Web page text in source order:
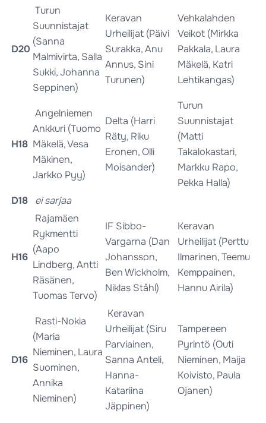
D20
Turun
Suunnistajat
(Sanna
Malmivirta, Salla
Sukki, Johanna
Seppinen)
Keravan
Urheilijat (Päivi
Surakka, Anu
Annus, Sini
Turunen)
Vehkalahden
Veikot (Mirkka
Pakkala, Laura
Mäkelä, Katri
Lehtikangas)
H18
Angelniemen
Ankkuri (Tuomo
Mäkelä, Vesa
Mäkinen,
Jarkko Pyy)
Delta (Harri
Räty, Riku
Eronen, Olli
Moisander)
Turun
Suunnistajat
(Matti
Takalokastari,
Markku Rapo,
Pekka Halla)
D18
ei sarjaa
H16
Rajamäen
Rykmentti
(Aapo
Lindberg, Antti
Räsänen,
Tuomas Tervo)
IF Sibbo-
Vargarna (Dan
Johansson,
Ben Wickholm,
Niklas Ståhl)
Keravan
Urheilijat (Perttu
Ilmarinen, Teemu
Kemppainen,
Hannu Airila)
D16
Rasti-Nokia
(Maria
Nieminen, Laura
Suominen,
Annika
Nieminen)
Keravan
Urheilijat (Siru
Parviainen,
Sanna Anteli,
Hanna-
Katariina
Jäppinen)
Tampereen
Pyrintö (Outi
Nieminen, Maija
Koivisto, Paula
Ojanen)